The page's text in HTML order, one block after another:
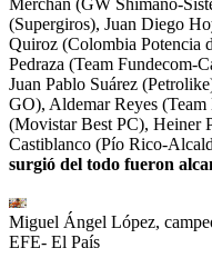
(Supergiros), Juan Diego
Quiroz (Colombia Potencia
Pedraza (Team Fundecom-
Juan Pablo Suárez
GO), Aldemar Reyes
(Movistar Best PC), Heiner
Castiblanco (Pío Rico-
surgió del todo fueron
Miguel Ángel López,
EFE- El País